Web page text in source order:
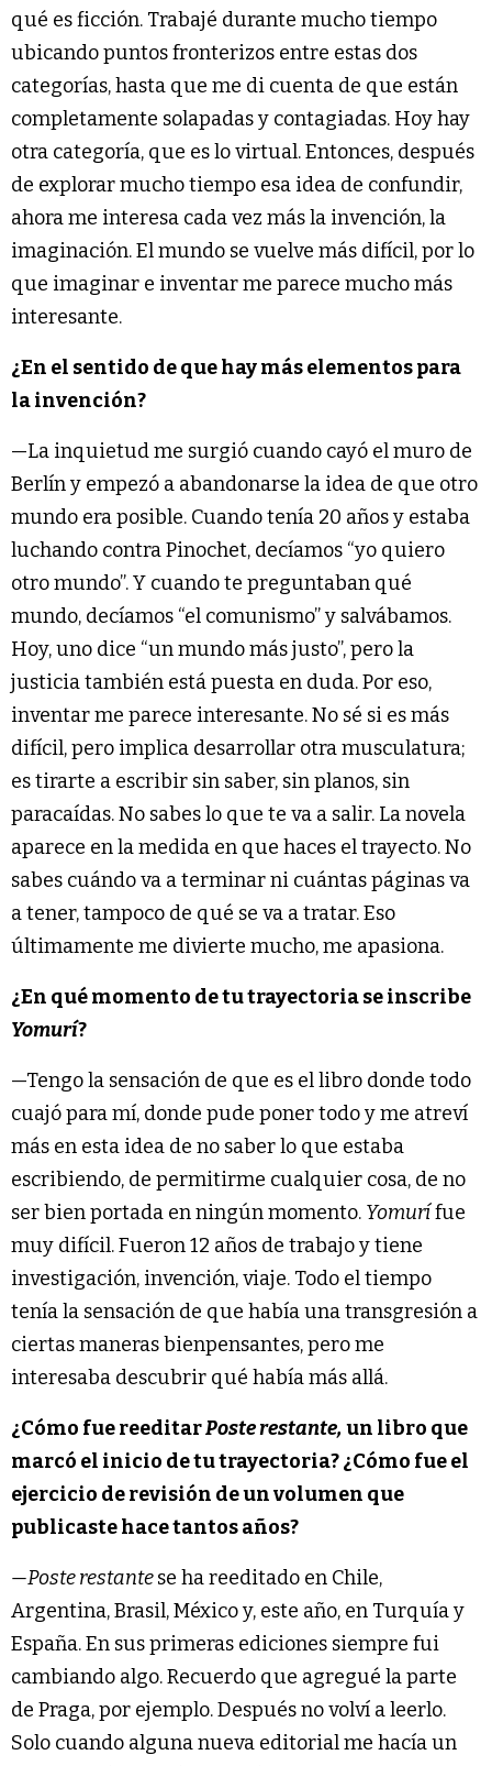
qué es ficción. Trabajé durante mucho tiempo
ubicando puntos fronterizos entre estas dos
categorías, hasta que me di cuenta de que están
completamente solapadas y contagiadas. Hoy hay
otra categoría, que es lo virtual. Entonces, después
de explorar mucho tiempo esa idea de confundir,
ahora me interesa cada vez más la invención, la
imaginación. El mundo se vuelve más difícil, por lo
que imaginar e inventar me parece mucho más
interesante.
¿En el sentido de que hay más elementos para
la invención?
—La inquietud me surgió cuando cayó el muro de
Berlín y empezó a abandonarse la idea de que otro
mundo era posible. Cuando tenía 20 años y estaba
luchando contra Pinochet, decíamos “yo quiero
otro mundo”. Y cuando te preguntaban qué
mundo, decíamos “el comunismo” y salvábamos.
Hoy, uno dice “un mundo más justo”, pero la
justicia también está puesta en duda. Por eso,
inventar me parece interesante. No sé si es más
difícil, pero implica desarrollar otra musculatura;
es tirarte a escribir sin saber, sin planos, sin
paracaídas. No sabes lo que te va a salir. La novela
aparece en la medida en que haces el trayecto. No
sabes cuándo va a terminar ni cuántas páginas va
a tener, tampoco de qué se va a tratar. Eso
últimamente me divierte mucho, me apasiona.
¿En qué momento de tu trayectoria se inscribe
Yomurí?
—Tengo la sensación de que es el libro donde todo
cuajó para mí, donde pude poner todo y me atreví
más en esta idea de no saber lo que estaba
escribiendo, de permitirme cualquier cosa, de no
ser bien portada en ningún momento. Yomurífue
muy difícil. Fueron 12 años de trabajo y tiene
investigación, invención, viaje. Todo el tiempo
tenía la sensación de que había una transgresión a
ciertas maneras bienpensantes, pero me
interesaba descubrir qué había más allá.
¿Cómo fue reeditarPoste restante, un libro que
marcó el inicio de tu trayectoria? ¿Cómo fue el
ejercicio de revisión de un volumen que
publicaste hace tantos años?
—Poste restantese ha reeditado en Chile,
Argentina, Brasil, México y, este año, en Turquía y
España. En sus primeras ediciones siempre fui
cambiando algo. Recuerdo que agregué la parte
de Praga, por ejemplo. Después no volví a leerlo.
Solo cuando alguna nueva editorial me hacía un